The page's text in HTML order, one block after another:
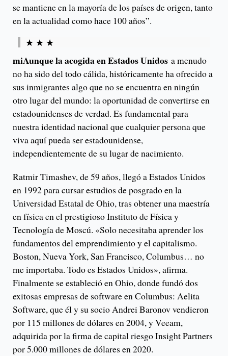
se mantiene en la mayoría de los países de origen, tanto
en la actualidad como hace 100 años”.
★ ★ ★
miAunque la acogida en Estados Unidos a menudo
no ha sido del todo cálida, históricamente ha ofrecido a
sus inmigrantes algo que no se encuentra en ningún
otro lugar del mundo: la oportunidad de convertirse en
estadounidenses de verdad. Es fundamental para
nuestra identidad nacional que cualquier persona que
viva aquí pueda ser estadounidense,
independientemente de su lugar de nacimiento.
Ratmir Timashev, de 59 años, llegó a Estados Unidos
en 1992 para cursar estudios de posgrado en la
Universidad Estatal de Ohio, tras obtener una maestría
en física en el prestigioso Instituto de Física y
Tecnología de Moscú. «Solo necesitaba aprender los
fundamentos del emprendimiento y el capitalismo.
Boston, Nueva York, San Francisco, Columbus… no
me importaba. Todo es Estados Unidos», afirma.
Finalmente se estableció en Ohio, donde fundó dos
exitosas empresas de software en Columbus: Aelita
Software, que él y su socio Andrei Baronov vendieron
por 115 millones de dólares en 2004, y Veeam,
adquirida por la firma de capital riesgo Insight Partners
por 5.000 millones de dólares en 2020.